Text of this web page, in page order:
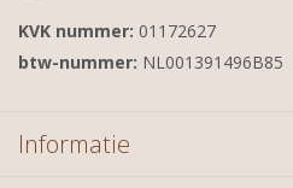
KVK nummer: 01172627
btw-nummer: NL001391496B85
Informatie